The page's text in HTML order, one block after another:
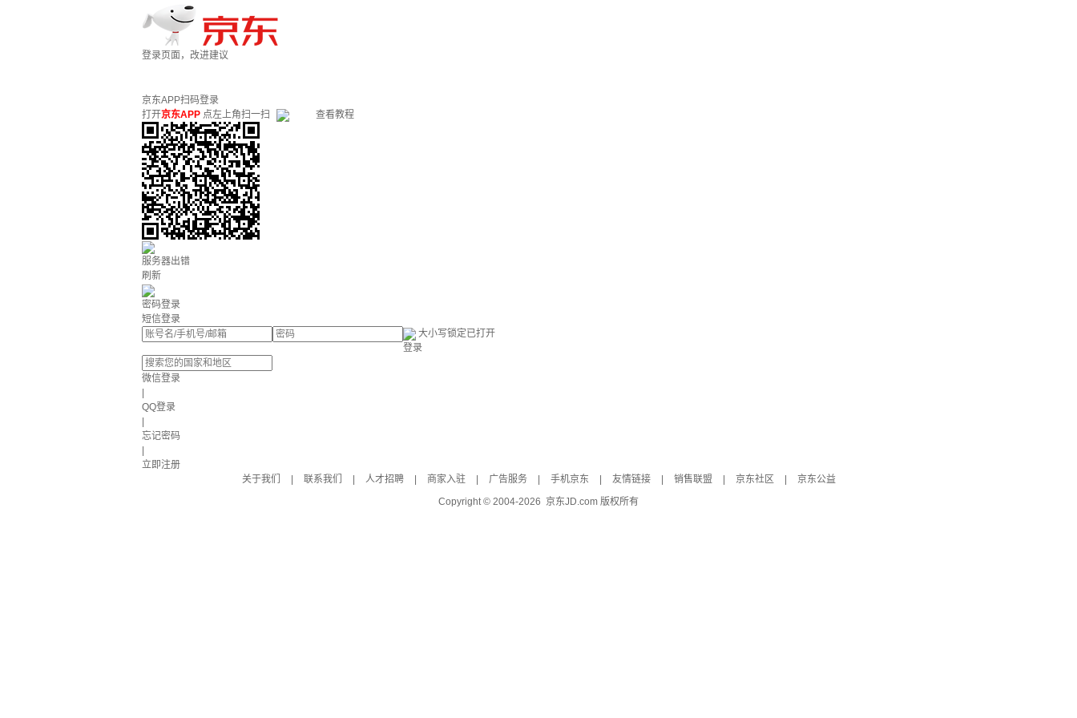
登录页面，改进建议
京东APP扫码登录
打开京东APP 点左上角扫一扫 查看教程
服务器出错
刷新
密码登录
短信登录
大小写锁定已打开
登录
微信登录
QQ登录
忘记密码
立即注册
关于我们
联系我们 人才招聘 商家入驻 广告服务 手机京东 友情链接 销售联盟 京东社区
京东公益
Copyright © 2004-2026 京东JD.com 版权所有